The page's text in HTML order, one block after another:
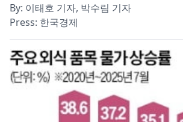
By: 이태호 기자, 박수림 기자
Press: 한국경제